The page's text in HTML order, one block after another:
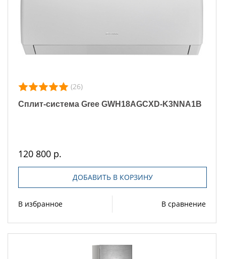
(26)
Сплит-система Gree GWH18AGCXD-K3NNA1B
120 800 р.
ДОБАВИТЬ В КОРЗИНУ
В избранное В сравнение